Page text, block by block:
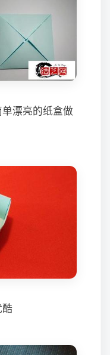
漂亮的纸盒做
酷